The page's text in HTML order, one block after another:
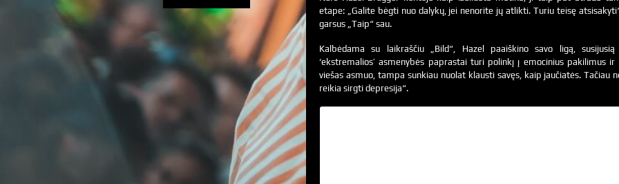
etape: „Galite bėgti nuo dalykų, jei nenorite jų atlikti. Turiu teisę
garsus „Taip“ sau.
Kalbėdama su laikraščiu „Bild“, Hazel paaiškino savo ligą,
‘ekstremalios’ asmenybės paprastai turi polinkį į emocinius pakilimus
viešas asmuo, tampa sunkiau nuolat klausti savęs, kaip jaučiatės. Tačiau
reikia sirgti depresija“.